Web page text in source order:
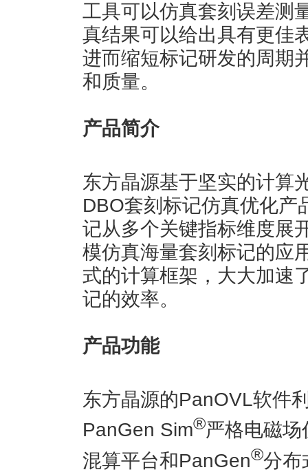
工具可以仿真套刻误差测
真结果可以给出具有更佳
进而缩短标记研发的周期
和质量。
产品简介
东方晶源基于坚实的计算
DBO套刻标记仿真优化产
记从多个关键指标维度展
模仿真海量套刻标记的应
式的计算框架，大大加速
记的效率。
产品功能
东方晶源的PanOVL软件
PanGen Sim®严格电磁
混算平台和PanGen®分布